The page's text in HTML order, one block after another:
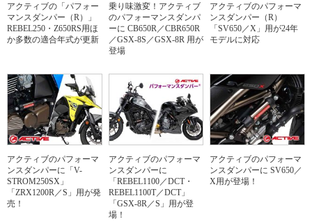
アクティブの「パフォー
マンスダンパー（R）」
REBEL250・Z650RS用ほ
か多数の適合年式が更新
乗り味激変！アクティブ
のパフォーマンスダンパ
ーに CB650R／CBR650R
／GSX-8S／GSX-8R 用が
登場
アクティブのパフォーマ
ンスダンパー（R）
「SV650／X」用が24年
モデルに対応
アクティブのパフォーマ
ンスダンパーに「V-
STROM250SX」
「ZRX1200R／S」用が発
売！
アクティブのパフォーマ
ンスダンパーに
「REBEL1100／DCT・
REBEL1100T／DCT」
「GSX-8R／S」用が登
場！
アクティブのパフォーマ
ンスダンパーに SV650／
X用が登場！